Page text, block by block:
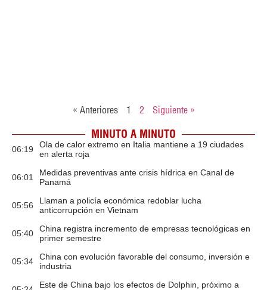
« Anteriores 1 2 Siguiente »
MINUTO A MINUTO
06:19
Ola de calor extremo en Italia mantiene a 19 ciudades
en alerta roja
06:01
Medidas preventivas ante crisis hídrica en Canal de
Panamá
05:56
Llaman a policía económica redoblar lucha
anticorrupción en Vietnam
05:40
China registra incremento de empresas tecnológicas en
primer semestre
05:34
China con evolución favorable del consumo, inversión e
industria
Este de China bajo los efectos de Dolphin, próximo a